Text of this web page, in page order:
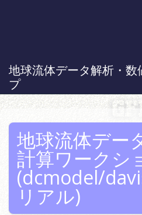
地球流体データ解析・数
プ
地球流体デー
計算ワークシ
(dcmodel/
リアル)